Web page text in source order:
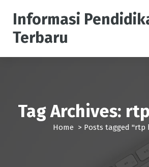
Informasi
Terbaru
Tag Archives:
Home > Posts tagged "rtp